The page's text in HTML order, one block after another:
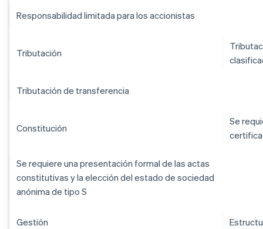
Responsabilidad limitada para los accionistas
Tributación
Tributación de transferencia
Constitución
Se
Se requiere una presentación formal de las actas
constitutivas y la elección del estado de sociedad
anónima de tipo S
Gestión